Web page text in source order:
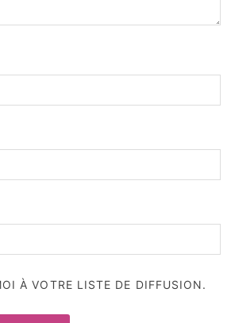
À VOTRE LISTE DE DIFFUSION.